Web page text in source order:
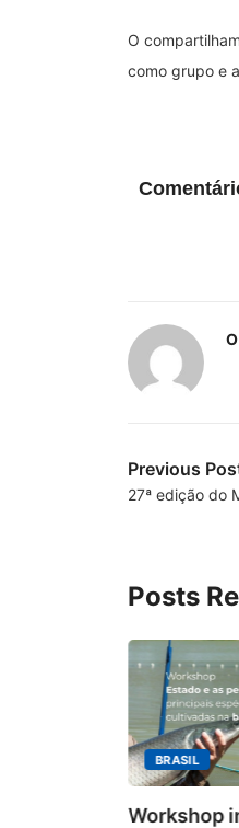
O
como grupo e
Previous
27ª edição do
Posts
BRASIL
Workshop